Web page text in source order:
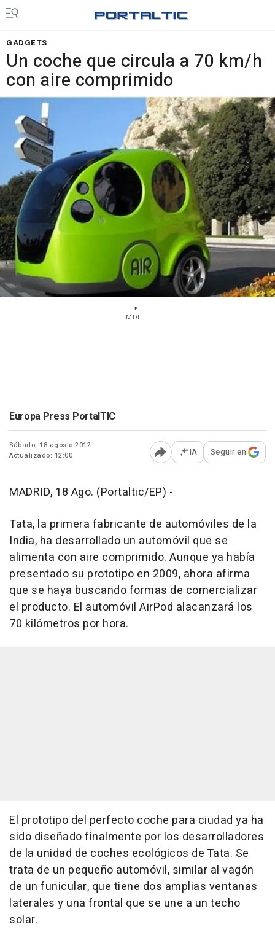
GADGETS
Un coche que circula a 70 km/h
con aire comprimido
MDI
Europa Press PortalTIC
Sábado, 18 agosto 2012
Actualizado: 12:00
Abrir opciones para
IA Seguir en
MADRID, 18 Ago. (Portaltic/EP) -
Tata, la primera fabricante de automóviles de la
India, ha desarrollado un automóvil que se
alimenta con aire comprimido. Aunque ya había
presentado su prototipo en 2009, ahora afirma
que se haya buscando formas de comercializar
el producto. El automóvil AirPod alacanzará los
70 kilómetros por hora.
El prototipo del perfecto coche para ciudad ya ha
sido diseñado finalmente por los desarrolladores
de la unidad de coches ecológicos de Tata. Se
trata de un pequeño automóvil, similar al vagón
de un funicular, que tiene dos amplias ventanas
laterales y una frontal que se une a un techo
solar.